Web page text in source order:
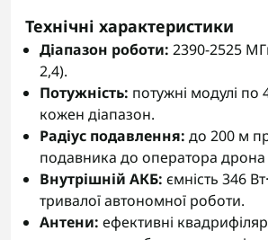
Технічні характеристики
Діапазон роботи: 2390-2525
2,4).
Потужність: потужні модулі по
кожен діапазон.
Радіус подавлення: до 200 м
подавника до оператора
Внутрішній АКБ: ємність 346
тривалої автономної роботи.
Антени: ефективні